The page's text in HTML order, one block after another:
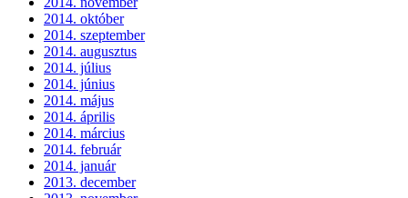
2014. október
2014. szeptember
2014. augusztus
2014. július
2014. június
2014. május
2014. április
2014. március
2014. február
2014. január
2013. december